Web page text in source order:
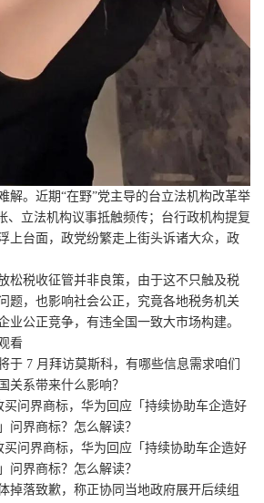
。近期“在野”党主导的台立法机构改革举
、立法机构议事抵触频传；台行政机构提复
上台面，政党纷繁走上街头诉诸大众，政
税收征管并非良策，由于这不只触及税
题，也影响社会公正，究竟各地税务机关
业公正竞争，有违全国一致大市场构建。
看
7 月拜访莫斯科，有哪些信息需求咱们
关系带来什么影响？
问界商标，华为回应「持续协助车企造好
问界商标？怎么解读？
问界商标，华为回应「持续协助车企造好
问界商标？怎么解读？
落致歉，称正协同当地政府展开后续组